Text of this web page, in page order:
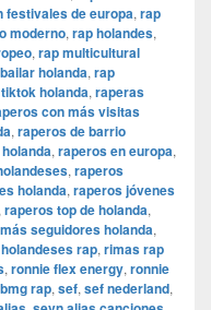
festivales de europa, rap
moderno, rap holandes,
, rap multicultural
holanda, rap
holanda, raperas
con más visitas
, raperos de barrio
, raperos en europa,
, raperos
holanda, raperos jóvenes
raperos top de holanda,
seguidores holanda,
rap, rimas rap
, ronnie flex energy, ronnie
rap, sef, sef nederland,